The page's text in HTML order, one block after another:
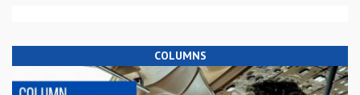
COLUMNS